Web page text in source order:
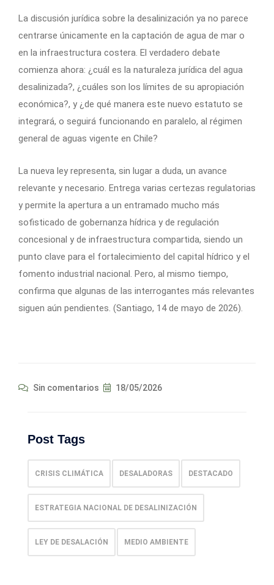
La discusión jurídica sobre la desalinización ya no parece
centrarse únicamente en la captación de agua de mar o
en la infraestructura costera. El verdadero debate
comienza ahora: ¿cuál es la naturaleza jurídica del agua
desalinizada?, ¿cuáles son los límites de su apropiación
económica?, y ¿de qué manera este nuevo estatuto se
integrará, o seguirá funcionando en paralelo, al régimen
general de aguas vigente en Chile?
La nueva ley representa, sin lugar a duda, un avance
relevante y necesario. Entrega varias certezas regulatorias
y permite la apertura a un entramado mucho más
sofisticado de gobernanza hídrica y de regulación
concesional y de infraestructura compartida, siendo un
punto clave para el fortalecimiento del capital hídrico y el
fomento industrial nacional. Pero, al mismo tiempo,
confirma que algunas de las interrogantes más relevantes
siguen aún pendientes. (Santiago, 14 de mayo de 2026).
Sin comentarios 18/05/2026
Post Tags
CRISIS CLIMÁTICA DESALADORAS DESTACADO
ESTRATEGIA NACIONAL DE DESALINIZACIÓN
LEY DE DESALACIÓN MEDIO AMBIENTE